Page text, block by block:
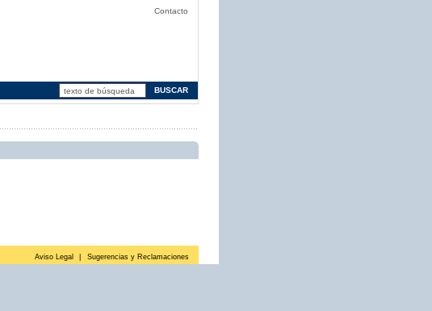
Contacto
Aviso Legal Sugerencias y Reclamaciones